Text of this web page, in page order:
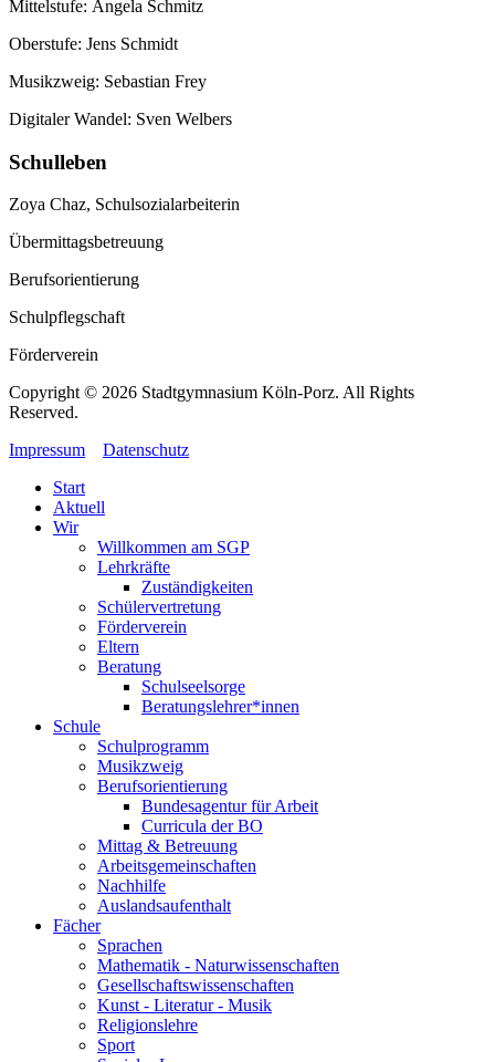
Mittelstufe: Angela Schmitz
Oberstufe: Jens Schmidt
Musikzweig: Sebastian Frey
Digitaler Wandel: Sven Welbers
Schulleben
Zoya Chaz, Schulsozialarbeiterin
Übermittagsbetreuung
Berufsorientierung
Schulpflegschaft
Förderverein
Copyright © 2026 Stadtgymnasium Köln-Porz. All Rights
Reserved.
Impressum
Datenschutz
Start
Aktuell
Wir
Willkommen am SGP
Lehrkräfte
Zuständigkeiten
Schülervertretung
Förderverein
Eltern
Beratung
Schulseelsorge
Beratungslehrer*innen
Schule
Schulprogramm
Musikzweig
Berufsorientierung
Bundesagentur für Arbeit
Curricula der BO
Mittag & Betreuung
Arbeitsgemeinschaften
Nachhilfe
Auslandsaufenthalt
Fächer
Sprachen
Mathematik - Naturwissenschaften
Gesellschaftswissenschaften
Kunst - Literatur - Musik
Religionslehre
Sport